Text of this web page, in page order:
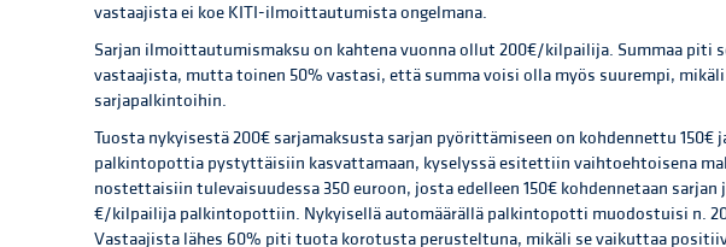
vastaajista ei koe KITI-ilmoittautumista ongelmana.
Sarjan ilmoittautumismaksu on kahtena vuonna ollut 200€/kilpailija. Summaa piti
vastaajista, mutta toinen 50% vastasi, että summa voisi olla myös suurempi,
sarjapalkintoihin.
Tuosta nykyisestä 200€ sarjamaksusta sarjan pyörittämiseen on kohdennettu 150€
palkintopottia pystyttäisiin kasvattamaan, kyselyssä esitettiin vaihtoehtoisena
nostettaisiin tulevaisuudessa 350 euroon, josta edelleen 150€ kohdennetaan
€/kilpailija palkintopottiin. Nykyisellä automäärällä palkintopotti muodostuisi n.
Vastaajista lähes 60% piti tuota korotusta perusteltuna, mikäli se vaikuttaa